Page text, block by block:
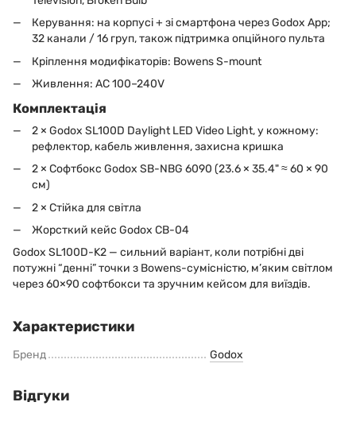
Керування: на корпусі + зі смартфона через Godox App;
32 канали / 16 груп, також підтримка опційного пульта
Кріплення модифікаторів: Bowens S-mount
Живлення: AC 100–240V
Комплектація
2 × Godox SL100D Daylight LED Video Light, у кожному:
рефлектор, кабель живлення, захисна кришка
2 × Софтбокс Godox SB-NBG 6090 (23.6 × 35.4" ≈ 60 × 90
см)
2 × Стійка для світла
Жорсткий кейс Godox CB-04
Godox SL100D-K2 — сильний варіант, коли потрібні дві
потужні “денні” точки з Bowens-сумісністю, м’яким світлом
через 60×90 софтбокси та зручним кейсом для виїздів.
Характеристики
Бренд Godox
Відгуки